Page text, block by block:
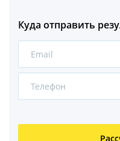
Алюминий
Бронза
Латунь
Куда отправить